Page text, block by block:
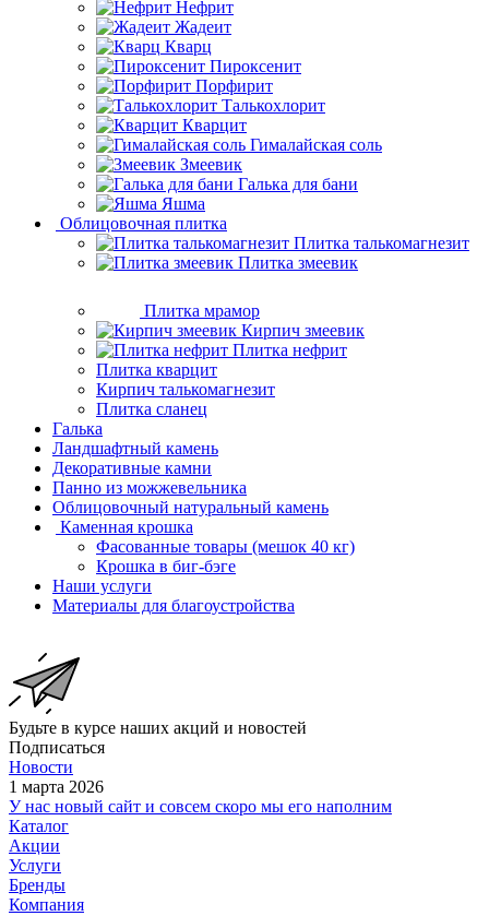
Нефрит
Жадеит
Кварц
Пироксенит
Порфирит
Талькохлорит
Кварцит
Гималайская соль
Змеевик
Галька для бани
Яшма
Облицовочная плитка
Плитка талькомагнезит
Плитка змеевик
Плитка мрамор
Кирпич змеевик
Плитка нефрит
Плитка кварцит
Кирпич талькомагнезит
Плитка сланец
Галька
Ландшафтный камень
Декоративные камни
Панно из можжевельника
Облицовочный натуральный камень
Каменная крошка
Фасованные товары (мешок 40 кг)
Крошка в биг-бэге
Наши услуги
Материалы для благоустройства
Будьте в курсе наших акций и новостей
Подписаться
Новости
1 марта 2026
У нас новый сайт и совсем скоро мы его наполним
Каталог
Акции
Услуги
Бренды
Компания